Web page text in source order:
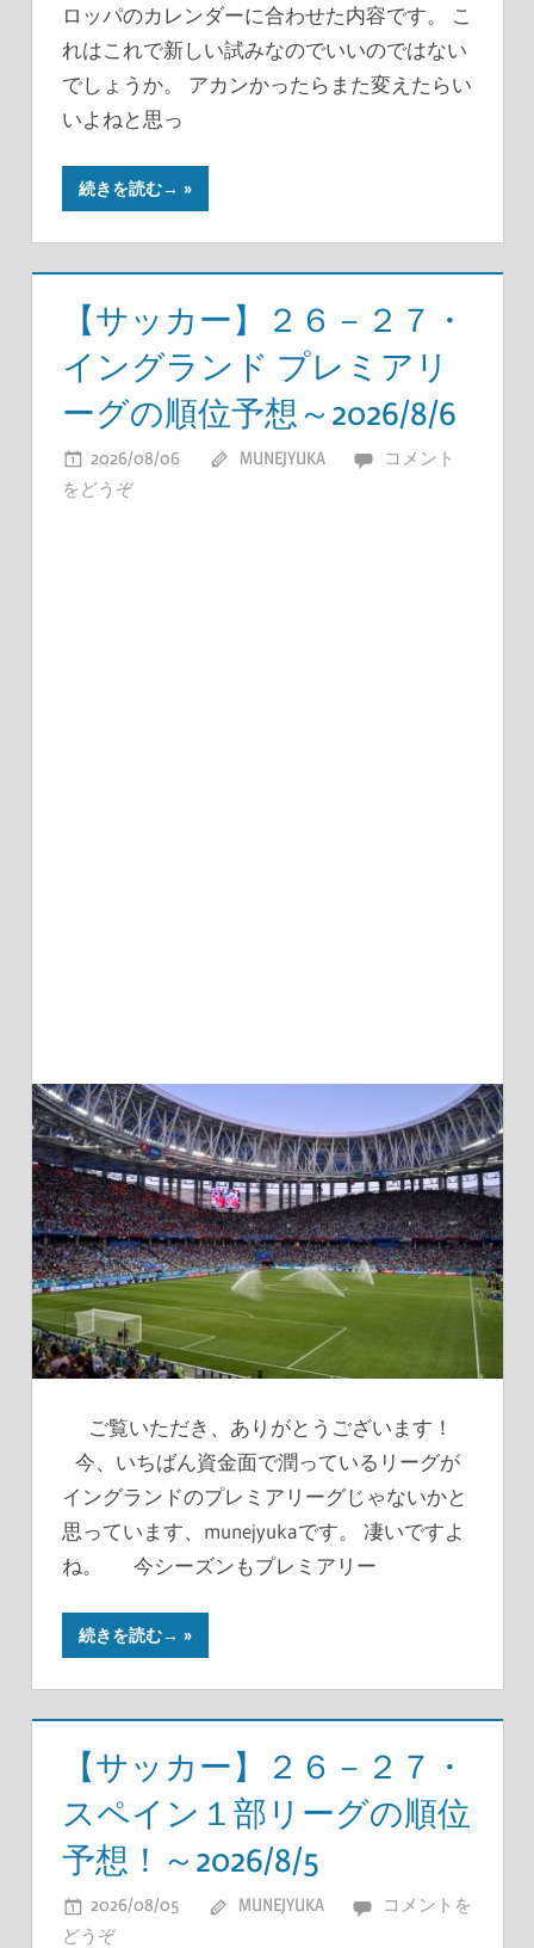
ロッパのカレンダーに合わせた内容です。 こ
れはこれで新しい試みなのでいいのではない
でしょうか。 アカンかったらまた変えたらい
いよねと思っ
続きを読む→
【サッカー】２６－２７・
イングランド プレミアリ
ーグの順位予想～2026/8/6
2026/08/06 MUNEJYUKA
コメント
をどうぞ
ご覧いただき、ありがとうございます！
今、いちばん資金面で潤っているリーグが
イングランドのプレミアリーグじゃないかと
思っています、munejyukaです。 凄いですよ
ね。 今シーズンもプレミアリー
続きを読む→
【サッカー】２６－２７・
スペイン１部リーグの順位
予想！～2026/8/5
2026/08/05 MUNEJYUKA
コメントを
どうぞ